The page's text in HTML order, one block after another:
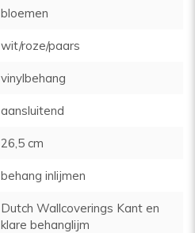
bloemen
wit/roze/paars
vinylbehang
aansluitend
26,5 cm
behang inlijmen
Dutch Wallcoverings Kant en
klare behanglijm